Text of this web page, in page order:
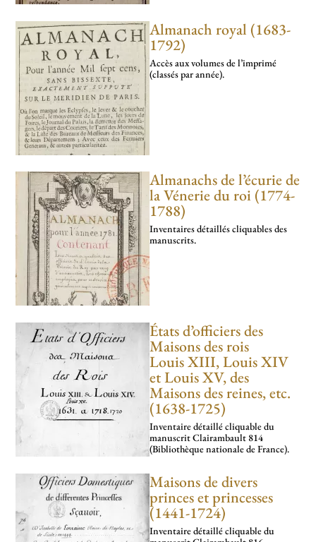
Almanach royal (1683-
1792)
Accès aux volumes de l’imprimé
(classés par année).
Almanachs de l’écurie de
la Vénerie du roi (1774-
1788)
Inventaires détaillés cliquables des
manuscrits.
États d’officiers des
Maisons des rois
Louis XIII, Louis XIV
et Louis XV, des
Maisons des reines, etc.
(1638-1725)
Inventaire détaillé cliquable du
manuscrit Clairambault 814
(Bibliothèque nationale de France).
Maisons de divers
princes et princesses
(1441-1724)
Inventaire détaillé cliquable du